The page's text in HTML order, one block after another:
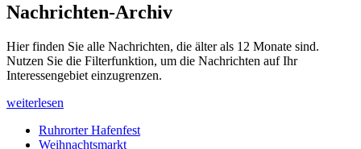
Nachrichten-Archiv
Hier finden Sie alle Nachrichten, die älter als 12 Monate sind.
Nutzen Sie die Filterfunktion, um die Nachrichten auf Ihr
Interessengebiet einzugrenzen.
weiterlesen
Ruhrorter Hafenfest
Weihnachtsmarkt